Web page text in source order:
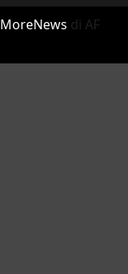
MoreNews di AF